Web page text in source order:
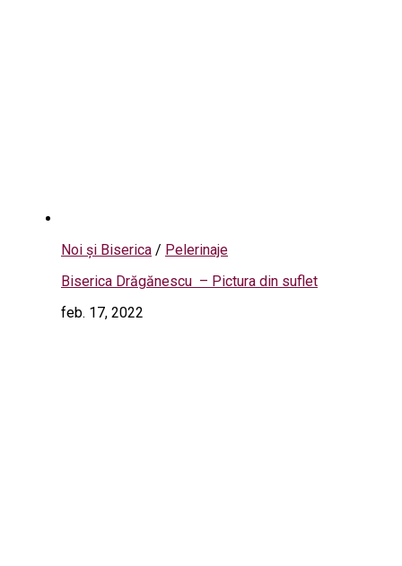
Noi și Biserica / Pelerinaje
Biserica Drăgănescu – Pictura din suflet
feb. 17, 2022